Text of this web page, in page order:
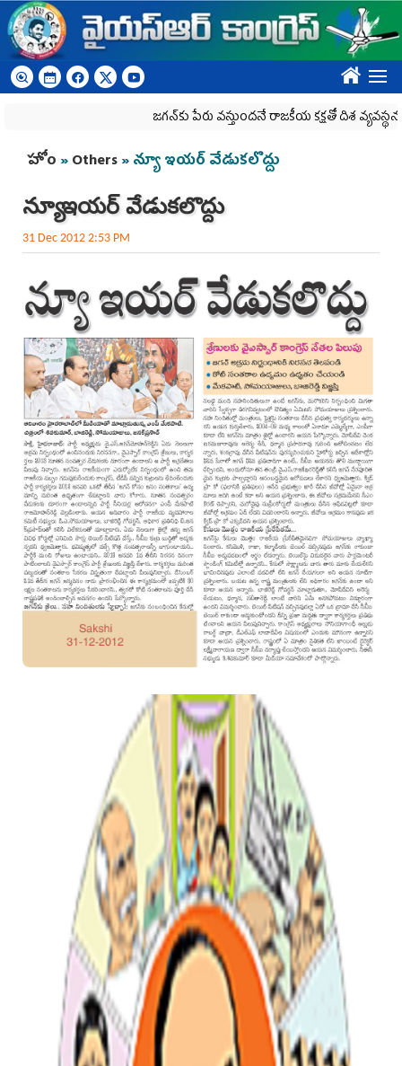
Skip to main content
????
జగన్‌కు పేరు వస్తుందనే రాజకీయ కక్షతో దిశ వ్య‌వ‌స్థ‌ను రద్దు
You are here
హోం »Others» న్యూ ఇయర్ వేడుకలొద్దు
న్యూ ఇయర్ వేడుకలొద్దు
31 Dec 2012 2:53 PM